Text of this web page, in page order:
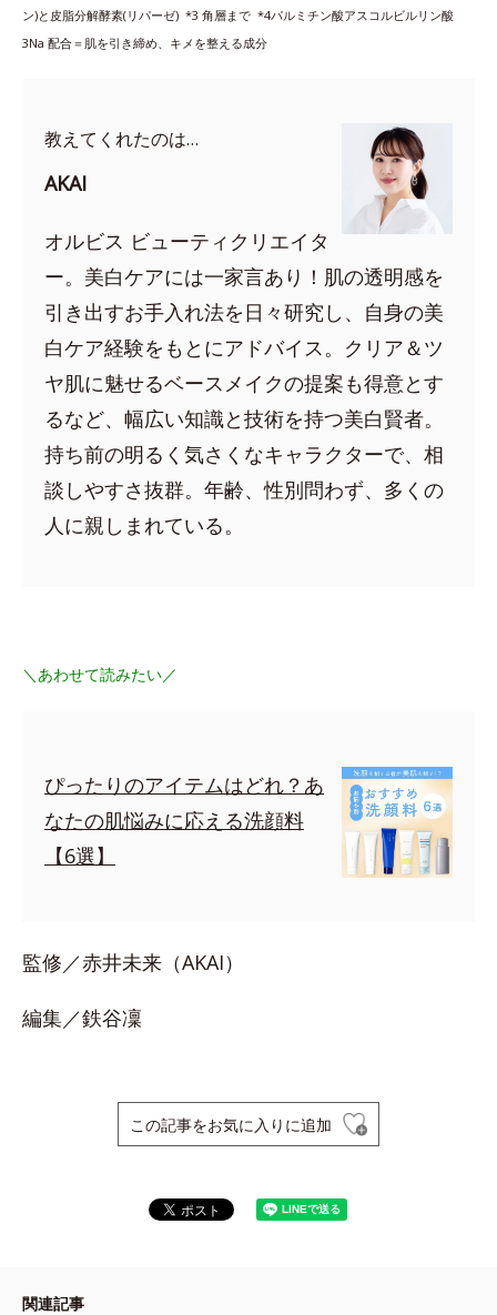
ン)と皮脂分解酵素(リパーゼ) *3 角層まで *4パルミチン酸アスコルビルリン酸
3Na 配合＝肌を引き締め、キメを整える成分
教えてくれたのは…
AKAI
オルビス ビューティクリエイタ
ー。美白ケアには一家言あり！肌の透明感を
引き出すお手入れ法を日々研究し、自身の美
白ケア経験をもとにアドバイス。クリア＆ツ
ヤ肌に魅せるベースメイクの提案も得意とす
るなど、幅広い知識と技術を持つ美白賢者。
持ち前の明るく気さくなキャラクターで、相
談しやすさ抜群。年齢、性別問わず、多くの
人に親しまれている。
＼あわせて読みたい／
ぴったりのアイテムはどれ？あ
なたの肌悩みに応える洗顔料
【6選】
監修／赤井未来（AKAI）
編集／鉄谷凜
この記事をお気に入りに追加
関連記事